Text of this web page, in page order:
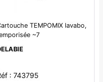
TEMPOMIX lavabo,
~7
: 743795